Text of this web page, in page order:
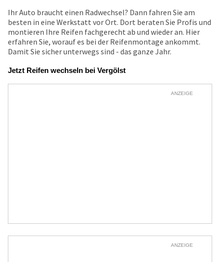
Ihr Auto braucht einen Radwechsel? Dann fahren Sie am
besten in eine Werkstatt vor Ort. Dort beraten Sie Profis und
montieren Ihre Reifen fachgerecht ab und wieder an. Hier
erfahren Sie, worauf es bei der Reifenmontage ankommt.
Damit Sie sicher unterwegs sind - das ganze Jahr.
Jetzt Reifen wechseln bei Vergölst
ANZEIGE
ANZEIGE